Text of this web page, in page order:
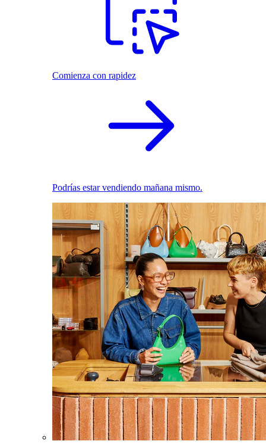
Comienza con rapidez
Podrías estar vendiendo mañana mismo.